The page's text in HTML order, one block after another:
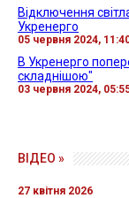
Відключення
Укренерго
05 червня 2024,
В Укренерго
складнішою"
03 червня 2024,
ВІДЕО »
27 квітня 2026